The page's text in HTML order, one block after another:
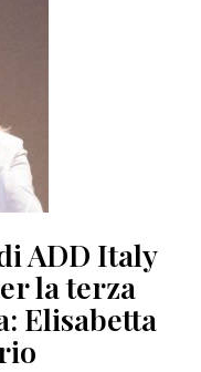
ADD Italy
la terza
Elisabetta